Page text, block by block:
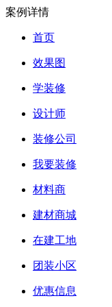
案例详情
首页
效果图
学装修
设计师
装修公司
我要装修
材料商
建材商城
在建工地
团装小区
优惠信息